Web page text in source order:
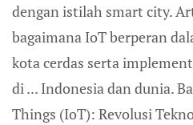
dengan istilah smart city.
bagaimana IoT berperan
kota cerdas serta
di ... Indonesia dan dunia.
Things (IoT): Revolusi